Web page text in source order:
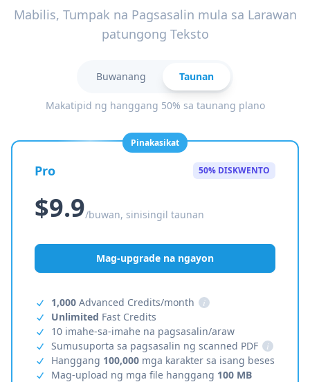
Mabilis, Tumpak na Pagsasalin mula sa Larawan
patungong Teksto
Buwanang Taunan
Makatipid ng hanggang 50% sa taunang plano
Pinakasikat
Pro 50% DISKWENTO
$9.9/buwan, sinisingil taunan
Mag-upgrade na ngayon
1,000 Advanced Credits/month
i
Unlimited Fast Credits
10 imahe-sa-imahe na pagsasalin/araw
Sumusuporta sa pagsasalin ng scanned PDF
i
Hanggang 100,000 mga karakter sa isang beses
Mag-upload ng mga file hanggang 100 MB